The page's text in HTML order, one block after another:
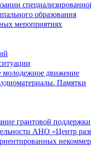
образования
мероприятиях
молодежное движение
Памятки
грантовой поддержки
АНО «Центр